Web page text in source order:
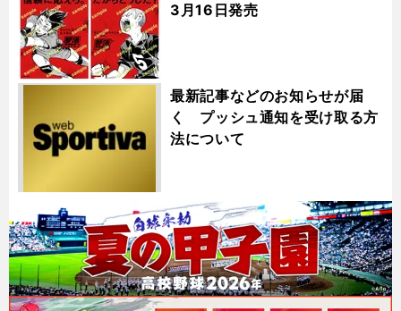
3月16日発売
最新記事などのお知らせが届
く プッシュ通知を受け取る方
法について